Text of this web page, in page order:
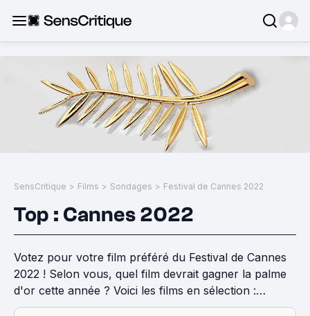
SensCritique > Films > Sondages > Festival de Cannes 2022
Top : Cannes 2022
Votez pour votre film préféré du Festival de Cannes
2022 ! Selon vous, quel film devrait gagner la palme
d'or cette année ? Voici les films en sélection :
https://www.senscritique.com/liste/cannes_2022_la_se